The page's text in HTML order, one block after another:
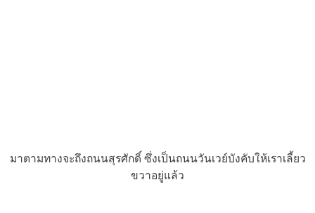
มาตามทางจะถึงถนนสุรศักดิ์ ซึ่งเป็นถนนวันเวย์บังคับให้เราเลี้ยว
ขวาอยู่แล้ว